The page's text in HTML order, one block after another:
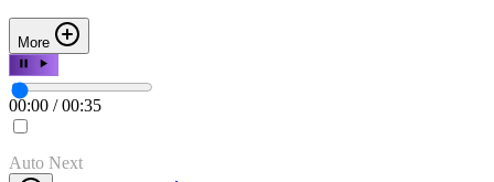
More
00:00 /00:35
Auto Next